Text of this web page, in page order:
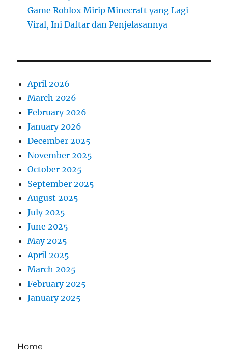
Game Roblox Mirip Minecraft yang Lagi
Viral, Ini Daftar dan Penjelasannya
April 2026
March 2026
February 2026
January 2026
December 2025
November 2025
October 2025
September 2025
August 2025
July 2025
June 2025
May 2025
April 2025
March 2025
February 2025
January 2025
Home